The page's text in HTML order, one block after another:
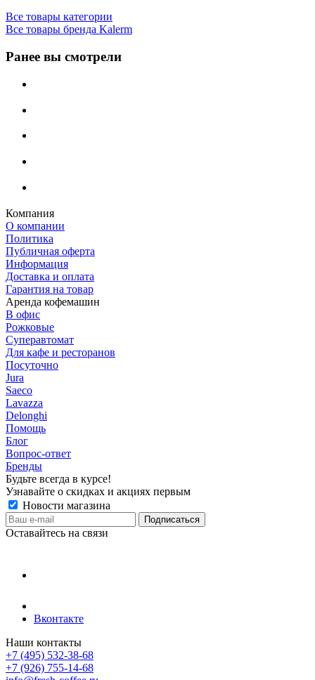
Все товары категории
Все товары бренда Kalerm
Ранее вы смотрели
Компания
О компании
Политика
Публичная оферта
Информация
Доставка и оплата
Гарантия на товар
Аренда кофемашин
В офис
Рожковые
Суперавтомат
Для кафе и ресторанов
Посуточно
Jura
Saeco
Lavazza
Delonghi
Помощь
Блог
Вопрос-ответ
Бренды
Будьте всегда в курсе!
Узнавайте о скидках и акциях первым
Новости магазина
Оставайтесь на связи
Вконтакте
Наши контакты
+7 (495) 532-38-68
+7 (926) 755-14-68